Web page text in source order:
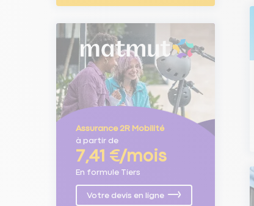
Assurance 2R Mobilité
à partir de
7,41 €/mois
En formule Tiers
Votre devis en ligne